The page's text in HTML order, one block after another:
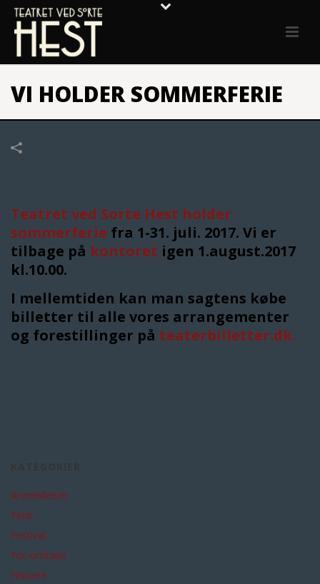
VI HOLDER SOMMERFERIE
Teatret ved Sorte Hest holder
sommerferie fra 1-31. juli. 2017. Vi er
tilbage på kontoret igen 1.august.2017
kl.10.00.
I mellemtiden kan man sagtens købe
billetter til alle vores arrangementer
og forestillinger på teaterbilletter.dk.
Anmeldelser
Ferie
Festival
For-omtaler
Historie